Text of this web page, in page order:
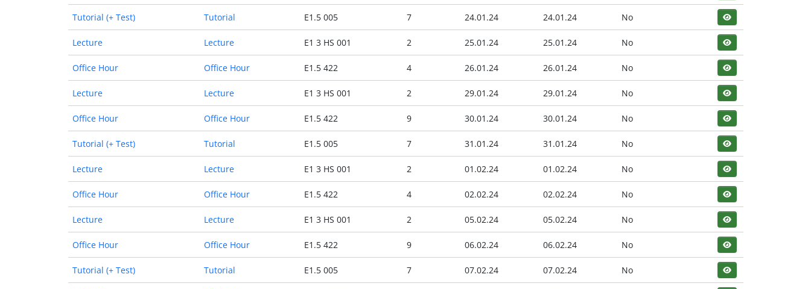
Tutorial (+ Test) Tutorial E1.5 005 7 24.01.24 24.01.24 No
Lecture Lecture E1 3 HS 001 2 25.01.24 25.01.24 No
Office Hour Office Hour E1.5 422 4 26.01.24 26.01.24 No
Lecture Lecture E1 3 HS 001 2 29.01.24 29.01.24 No
Office Hour Office Hour E1.5 422 9 30.01.24 30.01.24 No
Tutorial (+ Test) Tutorial E1.5 005 7 31.01.24 31.01.24 No
Lecture Lecture E1 3 HS 001 2 01.02.24 01.02.24 No
Office Hour Office Hour E1.5 422 4 02.02.24 02.02.24 No
Lecture Lecture E1 3 HS 001 2 05.02.24 05.02.24 No
Office Hour Office Hour E1.5 422 9 06.02.24 06.02.24 No
Tutorial (+ Test) Tutorial E1.5 005 7 07.02.24 07.02.24 No